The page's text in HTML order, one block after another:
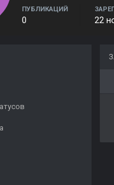
ПУБЛИКАЦИЙ
0 22